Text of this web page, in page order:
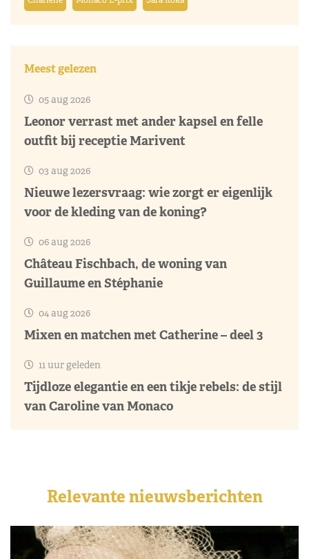
Meest gelezen
05 aug 2026
Leonor verrast met ander kapsel en felle
outfit bij receptie Marivent
03 aug 2026
Nieuwe lezersvraag: wie zorgt er eigenlijk
voor de kleding van de koning?
06 aug 2026
Château Fischbach, de woning van
Guillaume en Stéphanie
04 aug 2026
Mixen en matchen met Catherine – deel 3
11 uur geleden
Tijdloze elegantie en een tikje rebels: de stijl
van Caroline van Monaco
Relevante nieuwsberichten